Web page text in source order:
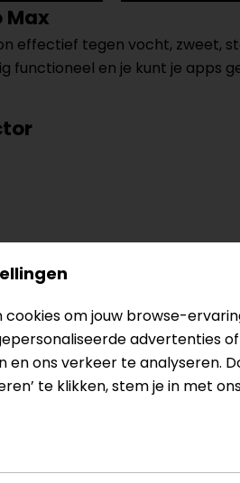
Max
effectief tegen vocht, zweet,
en je kunt je apps
met ons op of kom langs in
bekijken & passen en staan
cookies om jouw browse-
advertenties
en ons verkeer te analyseren.
te klikken, stem je in met